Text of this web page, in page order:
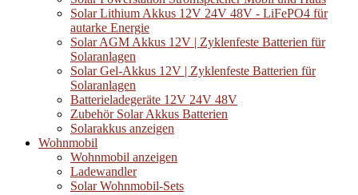
Solar Lithium Akkus 12V 24V 48V - LiFePO4 für
autarke Energie
Solar AGM Akkus 12V | Zyklenfeste Batterien für
Solaranlagen
Solar Gel-Akkus 12V | Zyklenfeste Batterien für
Solaranlagen
Batterieladegeräte 12V 24V 48V
Zubehör Solar Akkus Batterien
Solarakkus anzeigen
Wohnmobil
Wohnmobil anzeigen
Ladewandler
Solar Wohnmobil-Sets